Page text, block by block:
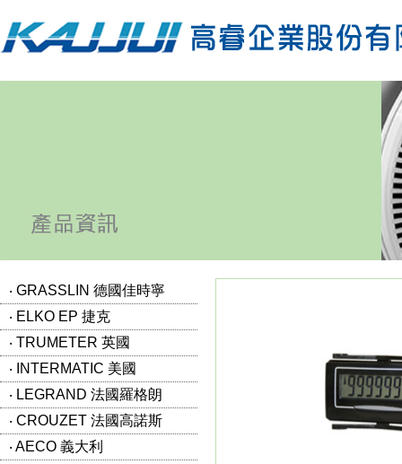
‧ GRASSLIN 德國佳時寧
‧ ELKO EP 捷克
‧ TRUMETER 英國
‧ INTERMATIC 美國
‧ LEGRAND 法國羅格朗
‧ CROUZET 法國高諾斯
‧ AECO 義大利